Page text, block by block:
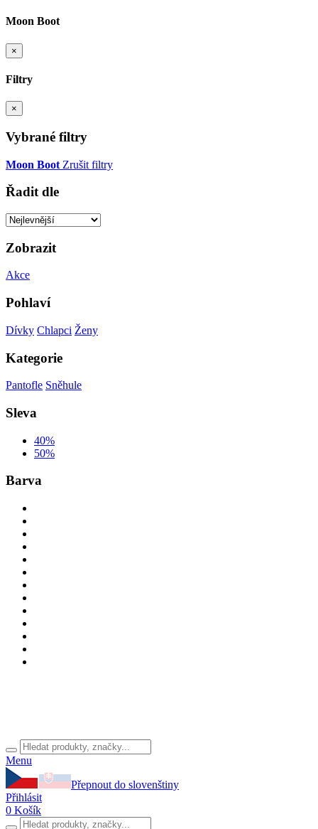
Moon Boot
×
Filtry
×
Vybrané filtry
Moon Boot Zrušit filtry
Řadit dle
Zobrazit
Akce
Pohlaví
Dívky Chlapci Ženy
Kategorie
Pantofle Sněhule
Sleva
40%
50%
Barva
Menu
Přepnout do slovenštiny
Přihlásit
0 Košík